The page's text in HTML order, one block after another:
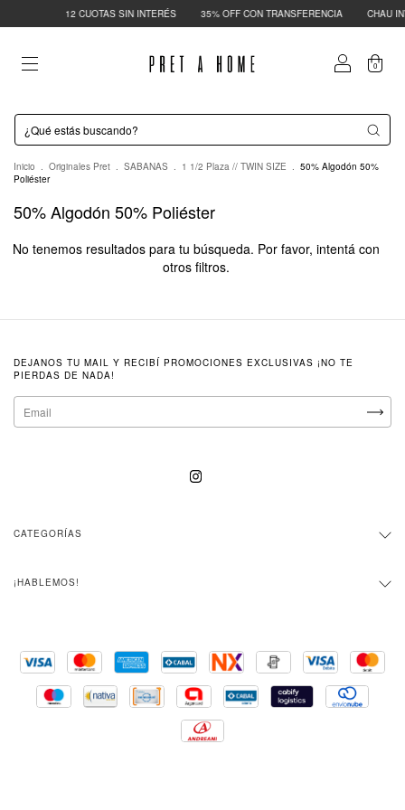
12 CUOTAS SIN INTERÉS 35% OFF CON TRANSFERENCIA CHAU
0
Inicio . Originales Pret . SABANAS . 1 1/2 Plaza // TWIN SIZE . 50% Algodón 50%
Poliéster
50% Algodón 50% Poliéster
No tenemos resultados para tu búsqueda. Por favor, intentá con
otros filtros.
DEJANOS TU MAIL Y RECIBÍ PROMOCIONES EXCLUSIVAS ¡NO TE
PIERDAS DE NADA!
CATEGORÍAS
¡HABLEMOS!